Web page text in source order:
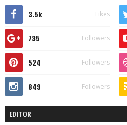
3.5k Likes
735 Followers
524 Followers
849 Followers
EDITOR